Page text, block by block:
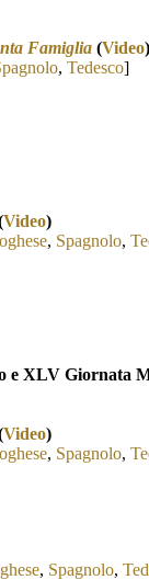
Famiglia (Video)
, Tedesco]
Video)
, Spagnolo,
e XLV Giornata
Video)
, Spagnolo,
, Spagnolo,